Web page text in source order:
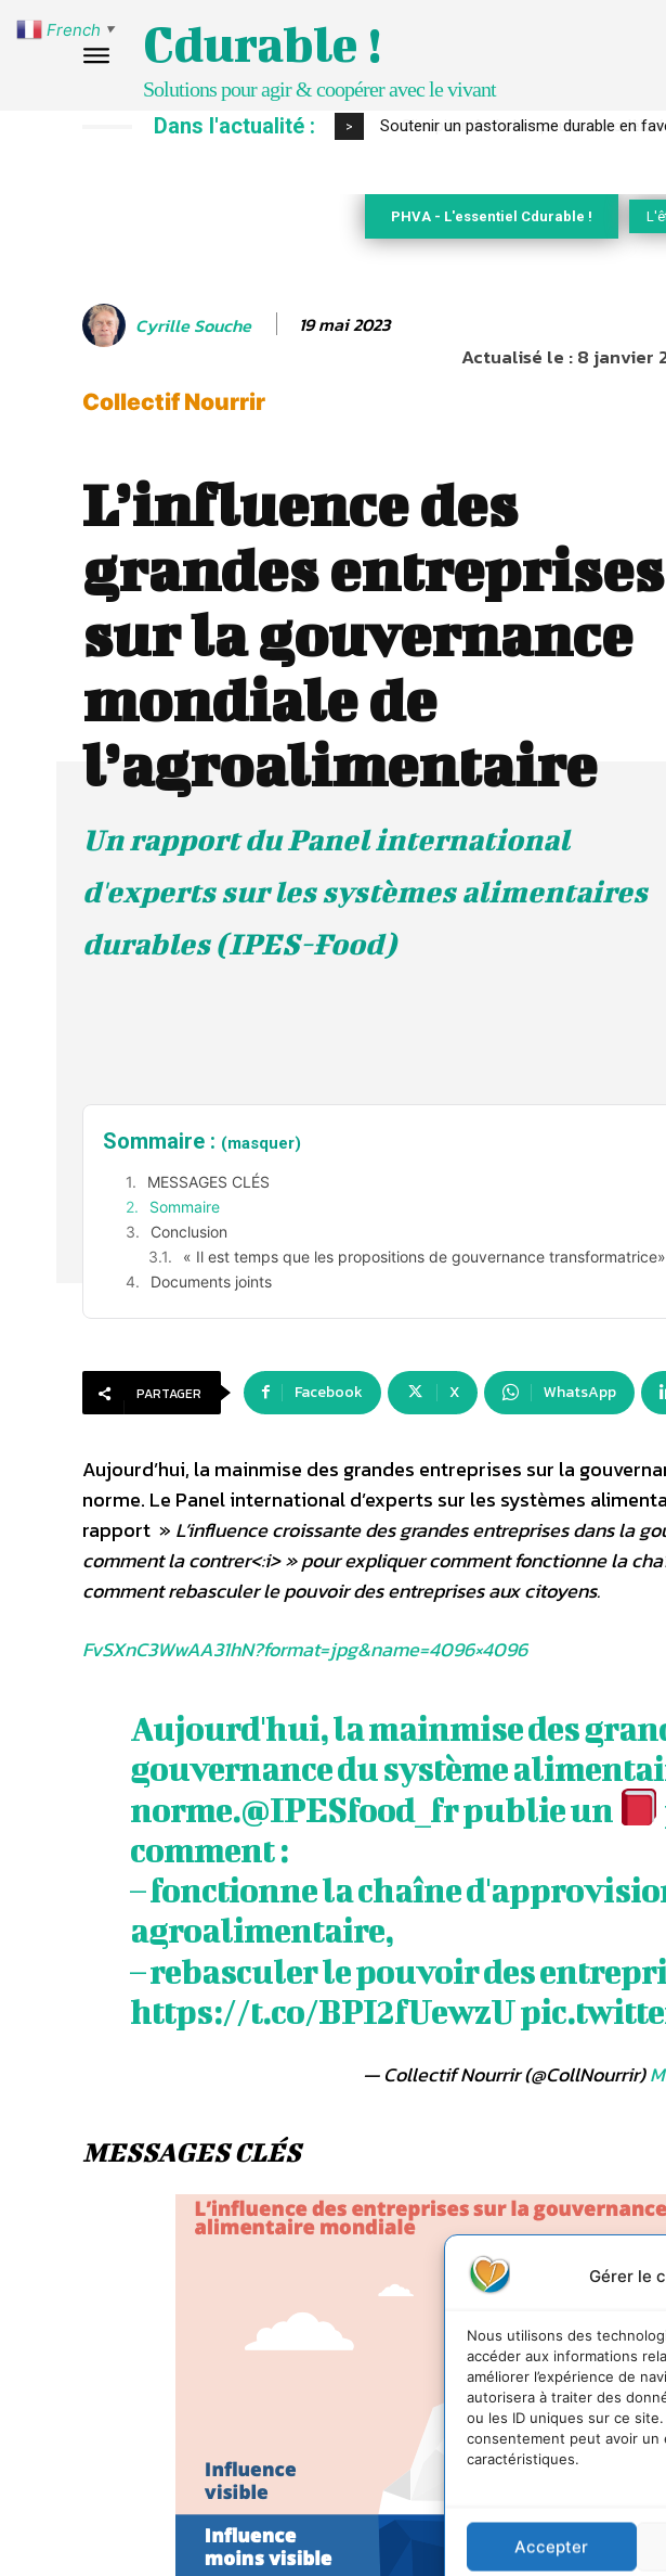
Gérer le
Nous utilisons des
accéder aux informations
améliorer l’expérience de
autorisera à traiter des
ou les ID uniques sur ce
consentement peut avoir
caractéristiques.
Accepter
Cdurable !
Solutions pour agir & coopérer avec le vivant
Dans l'actualité : > S’inspirer de l’arbre pour un modèle
PHVA - L'essentiel Cdurable !
Cyrille Souche 19 mai 2023
Actualisé le :8 janvier
Collectif Nourrir
L’influence des
grandes entreprises
sur la gouvernance
mondiale de
l’agroalimentaire
Un rapport du Panel international
d'experts sur les systèmes alimentaires
durables (IPES-Food)
Sommaire : (masquer)
MESSAGES CLÉS
Sommaire
Conclusion
« Il est temps que les propositions de gouvernance transformatrice»
Documents joints
PARTAGER Facebook X WhatsApp
Aujourd’hui, la mainmise des grandes entreprises sur la
norme. Le Panel international d’experts sur les systèmes
rapport » L’influence croissante des grandes entreprises dans la
comment la contrer<:i> » pour expliquer comment fonctionne la
comment rebasculer le pouvoir des entreprises aux citoyens.
FvSXnC3WwAA31hN?format=jpg&name=4096×4096
Aujourd'hui, la mainmise des
gouvernance du système
norme.@IPESfood_frpublie un
comment :
– fonctionne la chaîne
agroalimentaire,
– rebasculer le pouvoir des
https://t.co/BPI2fUewzU
— Collectif Nourrir (@CollNourrir)
MESSAGES CLÉS
French ▼